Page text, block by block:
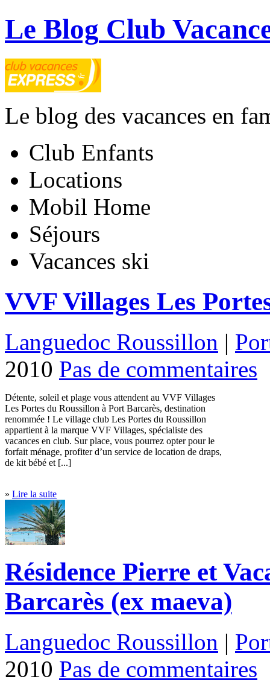
Le Blog Club
Le blog des vacances en
Club Enfants
Locations
Mobil Home
Séjours
Vacances ski
VVF Villages Les
Languedoc Roussillon |
2010 Pas de commentaires
Détente, soleil et plage vous attendent au VVF Villages
Les Portes du Roussillon à Port Barcarès, destination
renommée ! Le village club Les Portes du Roussillon
appartient à la marque VVF Villages, spécialiste des
vacances en club. Sur place, vous pourrez opter pour le
forfait ménage, profiter d’un service de location de draps,
de kit bébé et [...]
» Lire la suite
Résidence Pierre et
Barcarès (ex maeva)
Languedoc Roussillon |
2010 Pas de commentaires